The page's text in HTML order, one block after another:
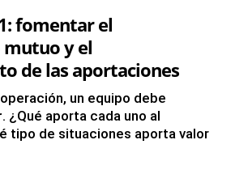
fomentar el
y el
de las aportaciones
un equipo debe
. ¿Qué aporta cada uno al
tipo de situaciones aporta valor